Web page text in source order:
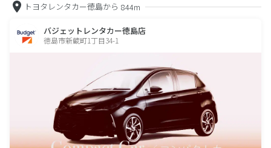
トヨタレンタカー徳島から 844m
バジェットレンタカー徳島店
徳島市新蔵町1丁目34-1